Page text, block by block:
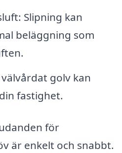
Slipning kan
beläggning som
golv kan
fastighet.
för
är enkelt och snabbt.